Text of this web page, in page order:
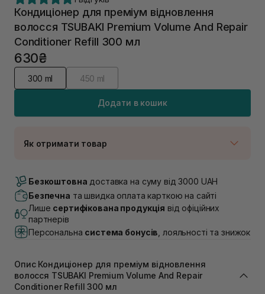
Кондиціонер для преміум відновлення
волосся TSUBAKI Premium Volume And Repair
Conditioner Refill 300 мл
630₴
300 ml 450 ml
Додати в кошик
Як отримати товар
Немає в наявності!
В наявності
Самовивіз м. Львів, вул. Академіка Підстригача, 1В
(Duck’s Lake)
Немає в наявності!
В наявності
Самовивіз м. Львів, вул. Степана Бандери 45
В наявності
Безкоштовна доставка на суму від 3000 UAH
Безпечна та швидка оплата карткою на сайті
Лише сертифікована продукція від офіційних
партнерів
Персональна система бонусів , лояльності та знижок
Опис Кондиціонер для преміум відновлення
волосся TSUBAKI Premium Volume And Repair
Conditioner Refill 300 мл